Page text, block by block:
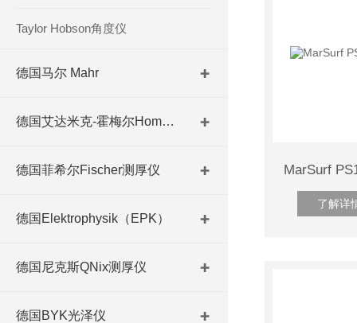
Taylor Hobson角度仪
德国马尔 Mahr
德国艾达米克-霍梅尔Hommel
德国菲希尔Fischer测厚仪
德国Elektrophysik（EPK）
德国尼克斯QNix测厚仪
德国BYK光泽仪
了解详